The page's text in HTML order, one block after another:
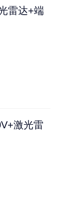
雷达+端
激光雷